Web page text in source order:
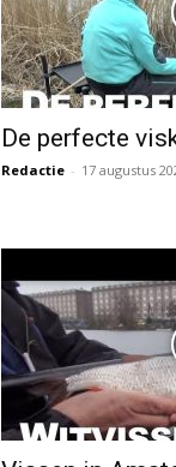
De perfecte
Redactie - 17 augustus